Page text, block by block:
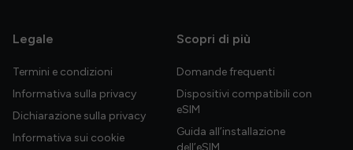
Legale
Termini e condizioni
Informativa sulla privacy
Dichiarazione sulla privacy
Informativa sui cookie
Scopri di più
Domande frequenti
Dispositivi compatibili con
eSIM
Guida all’installazione
dell’eSIM